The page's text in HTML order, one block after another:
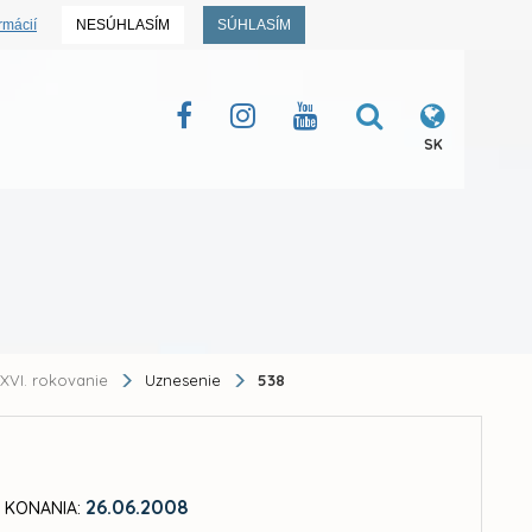
NESÚHLASÍM SÚHLASÍM
SK
rokovanie Uznesenie 538
26.06.2008